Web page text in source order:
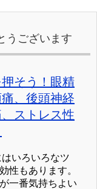
うございます
そう！眼精
、後頭神経
ストレス性
いろいろなツ
性もあります。
一番気持ちよい